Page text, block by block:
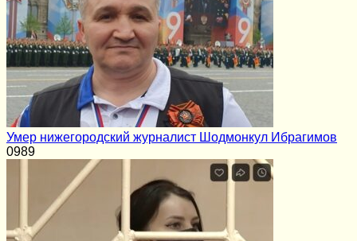
Умер нижегородский журналист Шодмонкул Ибрагимов
0989